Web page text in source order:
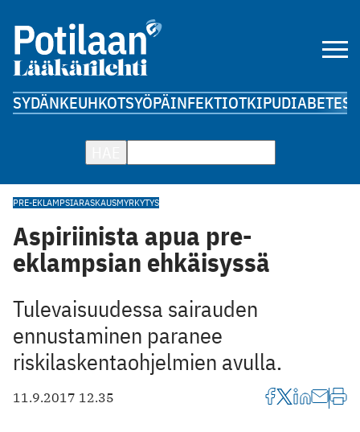
SYDÄNKEUHKOTSYÖPÄINFEKTIOTKIPUDIABETES
PRE-EKLAMPSIARASKAUSMYRKYTYS
Aspiriinista apua pre-
eklampsian ehkäisyssä
Tulevaisuudessa sairauden
ennustaminen paranee
riskilaskentaohjelmien avulla.
11.9.2017 12.35